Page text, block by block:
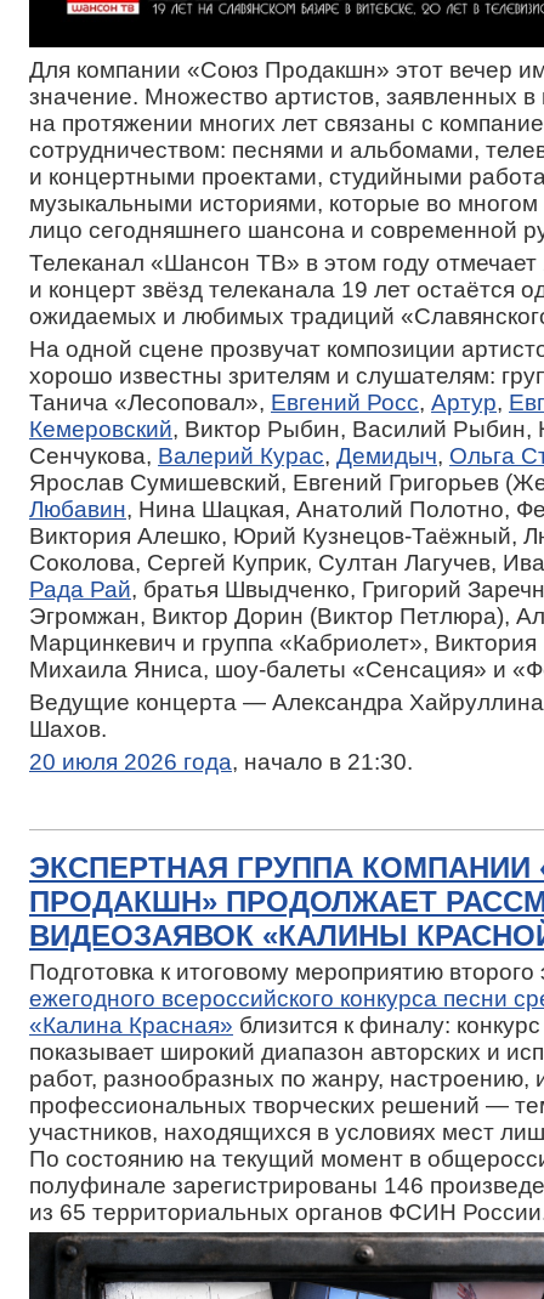
Для компании «Союз Продакшн» этот вечер
значение. Множество артистов, заявленных в
на протяжении многих лет связаны с
сотрудничеством: песнями и альбомами,
и концертными проектами, студийными
музыкальными историями, которые во
лицо сегодняшнего шансона и современной
Телеканал «Шансон ТВ» в этом году отмечает
и концерт звёзд телеканала 19 лет остаётся
ожидаемых и любимых традиций
На одной сцене прозвучат композиции
хорошо известны зрителям и слушателям:
Танича «Лесоповал», Евгений Росс, Артур,
Кемеровский, Виктор Рыбин, Василий Рыбин,
Сенчукова, Валерий Курас, Демидыч, Ольга
Ярослав Сумишевский, Евгений Григорьев
Любавин, Нина Шацкая, Анатолий Полотно,
Виктория Алешко, Юрий Кузнецов-Таёжный,
Соколова, Сергей Куприк, Султан Лагучев,
Рада Рай, братья Швыдченко, Григорий
Эгромжан, Виктор Дорин (Виктор Петлюра),
Марцинкевич и группа «Кабриолет»,
Михаила Яниса, шоу-балеты «Сенсация» и
Ведущие концерта — Александра
Шахов.
20 июля 2026 года, начало в 21:30.
ЭКСПЕРТНАЯ ГРУППА КОМПАНИИ
ПРОДАКШН» ПРОДОЛЖАЕТ
ВИДЕОЗАЯВОК «КАЛИНЫ
Подготовка к итоговому мероприятию
ежегодного всероссийского конкурса песни
«Калина Красная» близится к финалу:
показывает широкий диапазон авторских и
работ, разнообразных по жанру, настроению,
профессиональных творческих решений —
участников, находящихся в условиях мест
По состоянию на текущий момент в
полуфинале зарегистрированы 146
из 65 территориальных органов ФСИН